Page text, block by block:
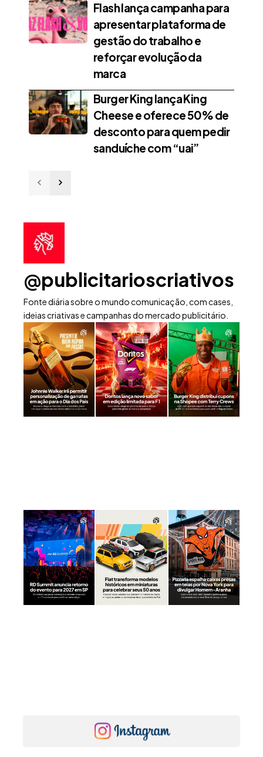
Flash lança campanha para
apresentar plataforma de
gestão do trabalho e
reforçar evolução da
marca
Burger King lança King
Cheese e oferece 50% de
desconto para quem pedir
sanduíche com “uai”
@publicitarioscriativos
Fonte diária sobre o mundo comunicação, com cases,
ideias criativas e campanhas do mercado publicitário.